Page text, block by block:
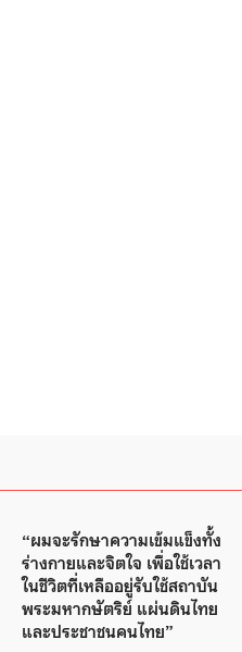
“ผมจะรักษาความเข้มแข็งทั้ง
ร่างกายและจิตใจ เพื่อใช้เวลา
ในชีวิตที่เหลืออยู่รับใช้สถาบัน
พระมหากษัตริย์ แผ่นดินไทย
และประชาชนคนไทย”